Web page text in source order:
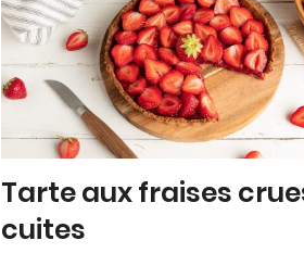
Tarte aux fraises
cuites